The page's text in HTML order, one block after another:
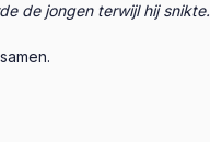
de jongen terwijl hij snikte.